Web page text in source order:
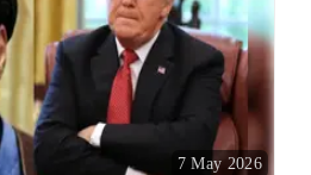
7 May 2026